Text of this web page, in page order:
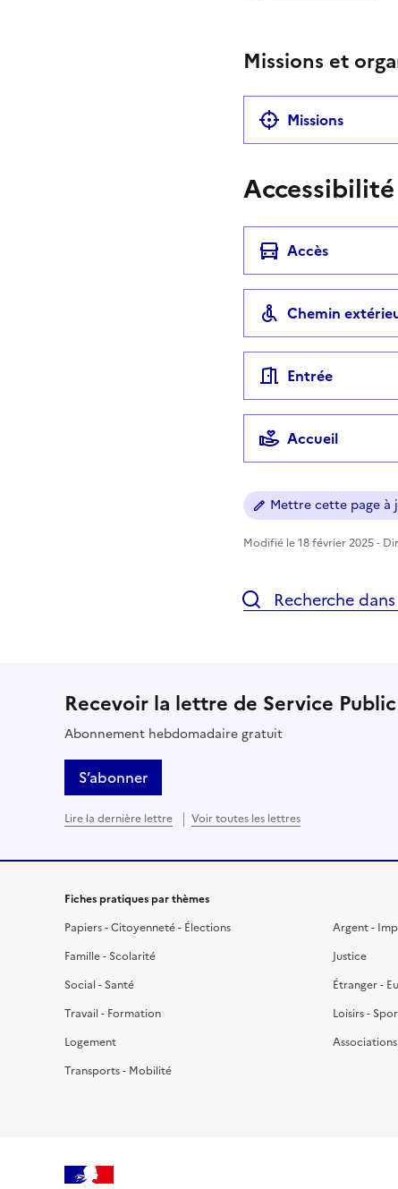
Missions et
Missions
Accès
Chemin
Entrée
Accueil
Mettre cette page à
Modifié le 18 février 2025 -
Recherche
Recevoir la lettre de Service Public
Abonnement hebdomadaire gratuit
S’abonner
Lire la dernière lettre Voir toutes les lettres
Fiches pratiques par thèmes
Papiers - Citoyenneté - Élections
Famille - Scolarité
Social - Santé
Travail - Formation
Logement
Transports - Mobilité
Argent -
Justice
Étranger -
Loisirs -